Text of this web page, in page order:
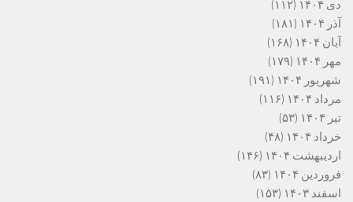
دی ۱۴۰۴
(۱۱۲)
آذر ۱۴۰۴
(۱۸۱)
آبان ۱۴۰۴
(۱۶۸)
مهر ۱۴۰۴
(۱۷۹)
شهریور ۱۴۰۴
(۱۹۱)
مرداد ۱۴۰۴
(۱۱۶)
تیر ۱۴۰۴
(۵۳)
خرداد ۱۴۰۴
(۴۸)
اردیبهشت ۱۴۰۴
(۱۴۶)
فروردین ۱۴۰۴
(۸۳)
اسفند ۱۴۰۳
(۱۵۳)